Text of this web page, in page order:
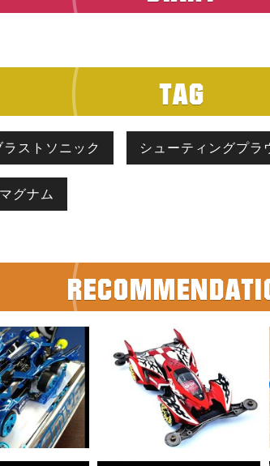
ストソニック シューティングプラ
グナム